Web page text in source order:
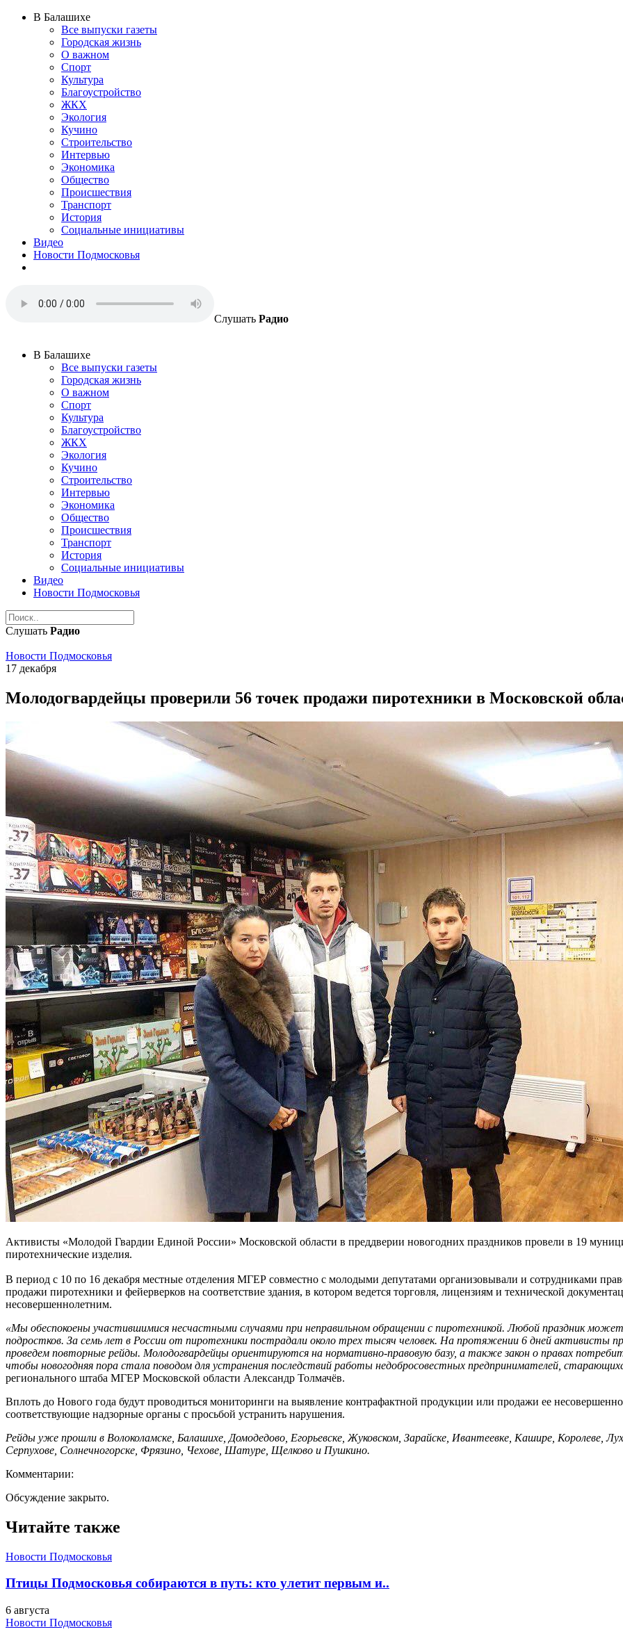
В Балашихе
Все выпуски газеты
Городская жизнь
О важном
Спорт
Культура
Благоустройство
ЖКХ
Экология
Кучино
Строительство
Интервью
Экономика
Общество
Происшествия
Транспорт
История
Социальные инициативы
Видео
Новости Подмосковья
Слушать Радио
В Балашихе
Все выпуски газеты
Городская жизнь
О важном
Спорт
Культура
Благоустройство
ЖКХ
Экология
Кучино
Строительство
Интервью
Экономика
Общество
Происшествия
Транспорт
История
Социальные инициативы
Видео
Новости Подмосковья
Слушать Радио
Новости Подмосковья
17 декабря
Молодогвардейцы проверили 56 точек продажи пиротехники в Московской
Активисты «Молодой Гвардии Единой России» Московской области в преддверии новогодних праздников провели в 19
пиротехнические изделия.
В период с 10 по 16 декабря местные отделения МГЕР совместно с молодыми депутатами организовывали и сотрудниками
продажи пиротехники и фейерверков на соответствие здания, в котором ведется торговля, лицензиям и технической
несовершеннолетним.
«Мы обеспокоены участившимися несчастными случаями при неправильном обращении с пиротехникой. Любой праздник
подростков. За семь лет в России от пиротехники пострадали около трех тысяч человек. На протяжении 6 дней активисты
проведем повторные рейды. Молодогвардейцы ориентируются на нормативно-правовую базу, а также закон о правах
чтобы новогодняя пора стала поводом для устранения последствий работы недобросовестных предпринимателей,
регионального штаба МГЕР Московской области Александр Толмачёв.
Вплоть до Нового года будут проводиться мониторинги на выявление контрафактной продукции или продажи ее
соответствующие надзорные органы с просьбой устранить нарушения.
Рейды уже прошли в Волоколамске, Балашихе, Домодедово, Егорьевске, Жуковском, Зарайске, Ивантеевке, Кашире, Королеве,
Серпухове, Солнечногорске, Фрязино, Чехове, Шатуре, Щелково и Пушкино.
Комментарии:
Обсуждение закрыто.
Читайте также
Новости Подмосковья
Птицы Подмосковья собираются в путь: кто улетит первым и..
6 августа
Новости Подмосковья